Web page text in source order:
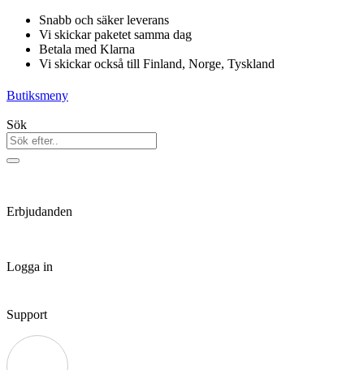
Hoppa
innehåll
Snabb och säker leverans
Vi skickar paketet samma dag
Betala med Klarna
Vi skickar också till Finland, Norge, Tyskland
Butiksmeny
Sök
Erbjudanden
Logga in
Support